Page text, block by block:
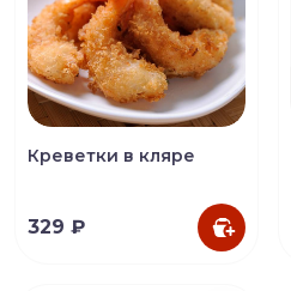
Креветки в кляре
329 ₽